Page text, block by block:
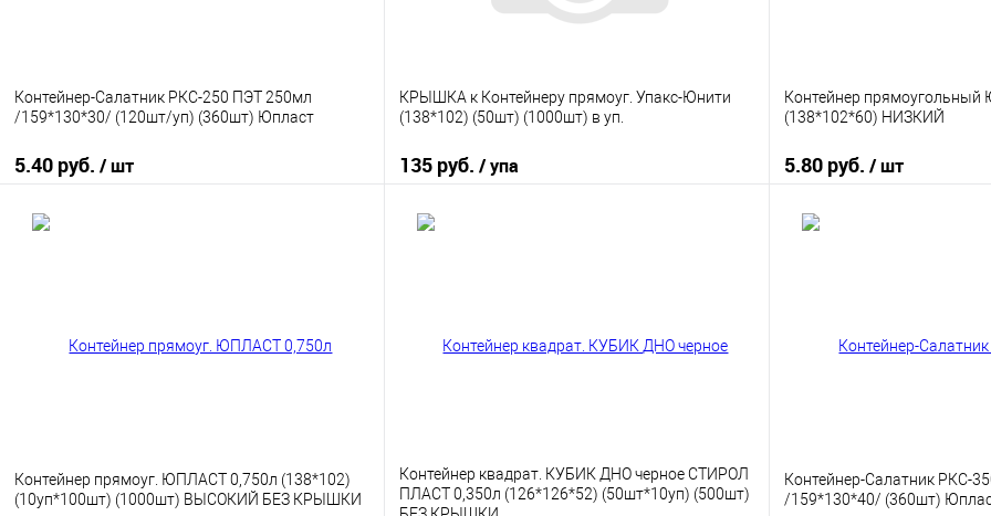
Контейнер-Салатник РКС-250 ПЭТ 250мл
/159*130*30/ (120шт/уп) (360шт) Юпласт
5.40 руб. / шт
КРЫШКА к Контейнеру прямоуг. Упакс-Юнити
(138*102) (50шт) (1000шт) в уп.
135 руб. / упа
Контейнер
(138*102*60) НИЗКИЙ
5.80 руб. / шт
Контейнер прямоуг. ЮПЛАСТ 0,750л (138*102)
(10уп*100шт) (1000шт) ВЫСОКИЙ БЕЗ КРЫШКИ
Контейнер квадрат. КУБИК ДНО черное СТИРОЛ
ПЛАСТ 0,350л (126*126*52) (50шт*10уп) (500шт)
Контейнер-Салатник РКС-
/159*130*40/ (360шт)